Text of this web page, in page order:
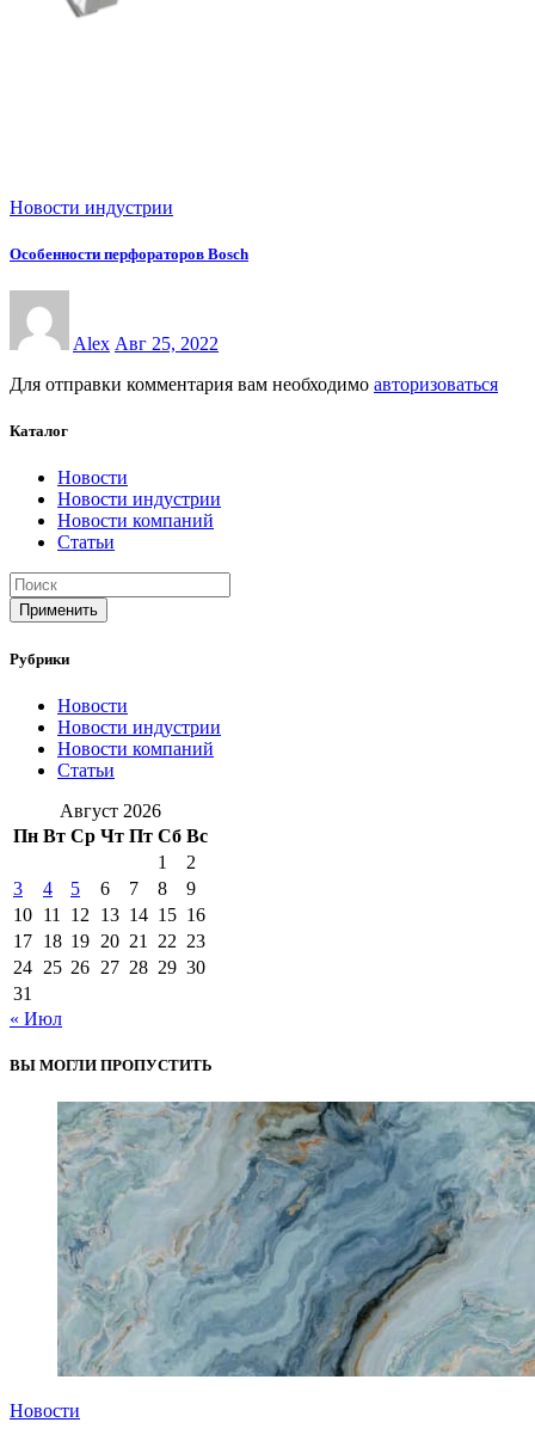
Новости индустрии
Особенности перфораторов Bosch
Alex Авг 25, 2022
Для отправки комментария вам необходимо авторизоваться
Каталог
Новости
Новости индустрии
Новости компаний
Статьи
Применить
Рубрики
Новости
Новости индустрии
Новости компаний
Статьи
Август 2026
Пн Вт Ср Чт Пт Сб Вс
1
2
3
4 5 6 7 8
9
10 11 12 13 14 15 16
17 18 19 20 21 22 23
24 25 26 27 28 29 30
31
« Июл
ВЫ МОГЛИ ПРОПУСТИТЬ
Новости